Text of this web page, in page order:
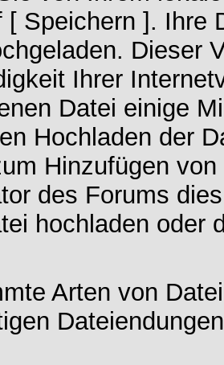
[ Speichern ]. Ihre
Dieser
Ihrer
Datei einige
Hochladen der
Hinzufügen
des Forums
hochladen oder
Arten von